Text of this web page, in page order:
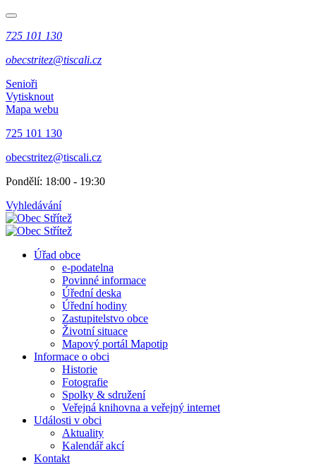
725 101 130
obecstritez@tiscali.cz
Senioři
Vytisknout
Mapa webu
725 101 130
obecstritez@tiscali.cz
Pondělí: 18:00 - 19:30
Vyhledávání
Úřad obce
e-podatelna
Povinné informace
Úřední deska
Úřední hodiny
Zastupitelstvo obce
Životní situace
Mapový portál Mapotip
Informace o obci
Historie
Fotografie
Spolky & sdružení
Veřejná knihovna a veřejný internet
Události v obci
Aktuality
Kalendář akcí
Kontakt